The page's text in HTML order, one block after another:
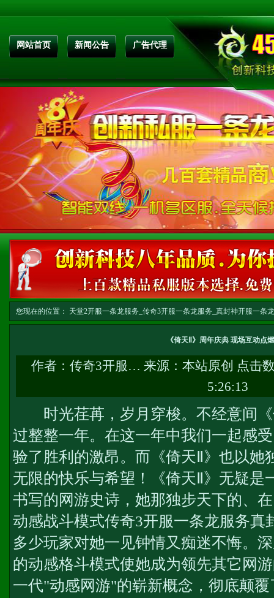
网站首页 新闻公告 广告代理
您现在的位置： 天堂2开服一条龙服务_传奇3开服一条龙服务_真封神开服一条
《倚天Ⅱ》周年庆典 现场互动点
作者： 传奇3开服… 来源：本站原创 点击
5:26:13
时光荏苒，岁月穿梭。不经意间《
过整整一年。在这一年中我们一起感
验了胜利的激昂。而《倚天Ⅱ》也以她
无限的快乐与希望！《倚天Ⅱ》无疑是
书写的网游史诗，她那独步天下的、
动感战斗模式传奇3开服一条龙服务真
多少玩家对她一见钟情又痴迷不悔。
的动感格斗模式使她成为领先其它网
一代"动感网游"的崭新概念，彻底颠